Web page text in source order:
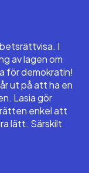
I
av lagen om
för demokratin!
ut på att ha en
Lasia gör
enkel att
lätt. Särskilt